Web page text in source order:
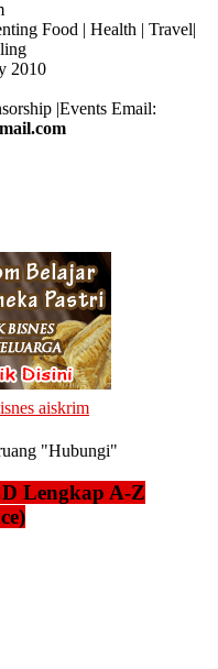
Food | Health | Travel|
2010
|Events Email:
"Hubungi"
Lengkap A-Z